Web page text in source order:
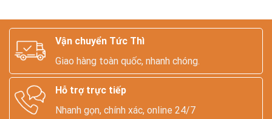
Vận chuyển Tức Thì
Giao hàng toàn quốc, nhanh chóng.
Hỗ trợ trực tiếp
Nhanh gọn, chính xác, online 24/7